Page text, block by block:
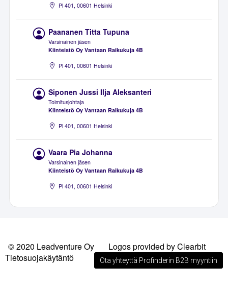
Pl 401, 00601 Helsinki
Paananen Titta Tupuna
Varsinainen jäsen
Kiinteistö Oy Vantaan Raikukuja 4B
Pl 401, 00601 Helsinki
Siponen Jussi Ilja Aleksanteri
Toimitusjohtaja
Kiinteistö Oy Vantaan Raikukuja 4B
Pl 401, 00601 Helsinki
Vaara Pia Johanna
Varsinainen jäsen
Kiinteistö Oy Vantaan Raikukuja 4B
Pl 401, 00601 Helsinki
© 2020 Leadventure Oy
Logos provided by Clearbit
Tietosuojakäytäntö
Ota yhteyttä Profinderin B2B myyntiin